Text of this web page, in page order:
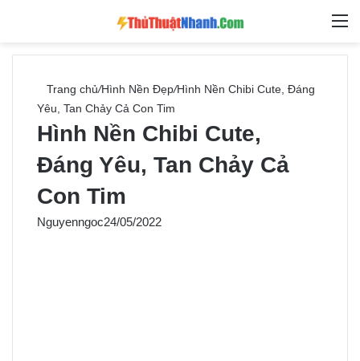
Tìm
Trang chủ/Hình Nền Đẹp/Hình Nền Chibi Cute, Đáng
Yêu, Tan Chảy Cả Con Tim
Hình Nền Chibi Cute,
Đáng Yêu, Tan Chảy Cả
Con Tim
Nguyenngoc24/05/2022